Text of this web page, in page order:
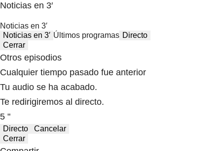
Noticias en 3′
Noticias en 3′
Noticias en 3′ Últimos programas Directo
Cerrar
Otros episodios
Cualquier tiempo pasado fue anterior
Tu audio se ha acabado.
Te redirigiremos al directo.
5 "
Directo
Cancelar
Cerrar